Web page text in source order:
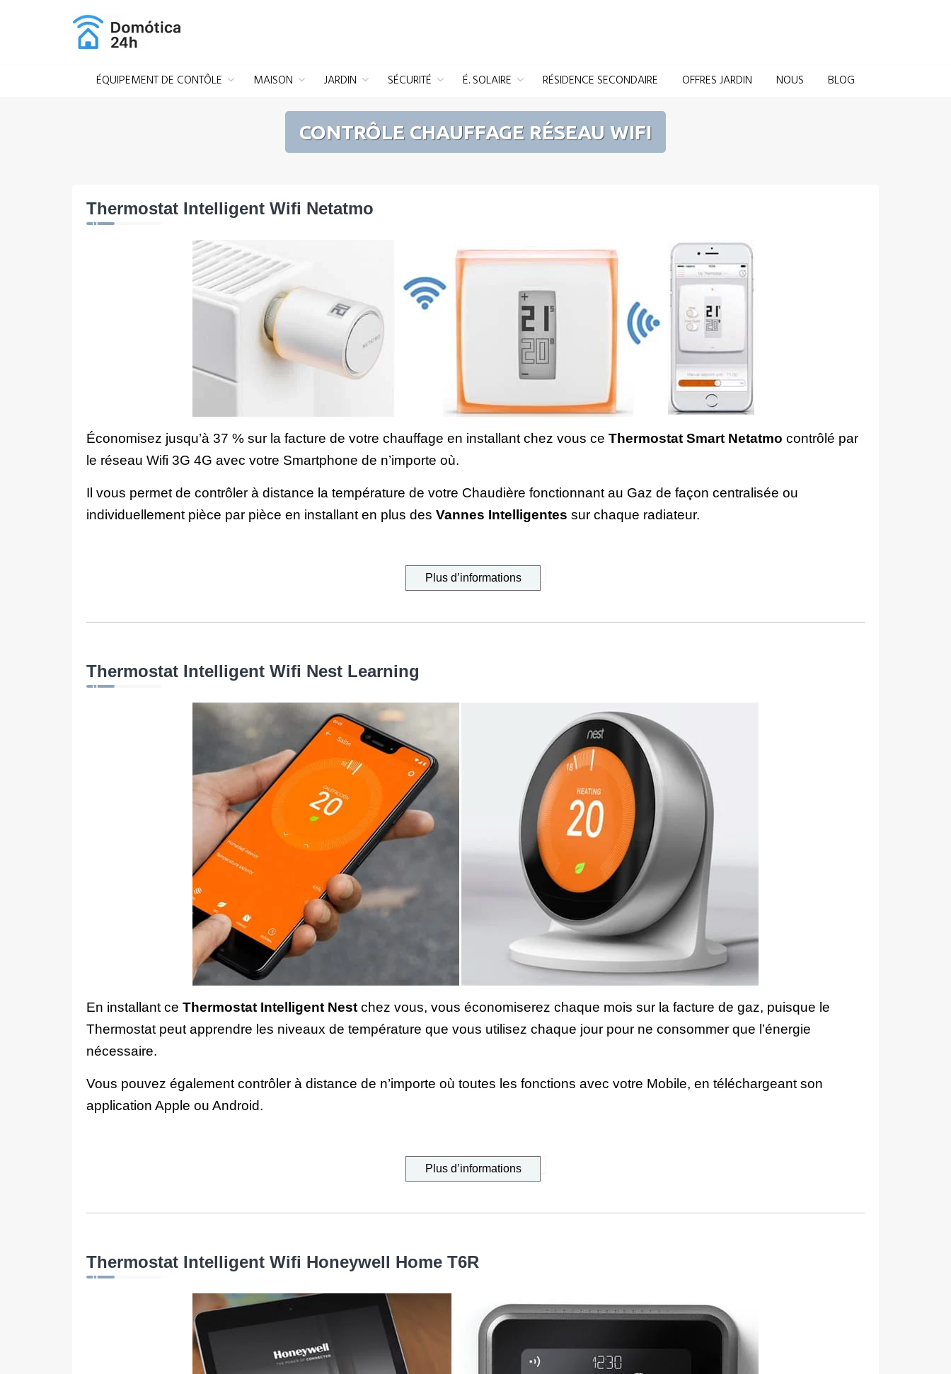
ÉQUIPEMENT DE CONTÔLE MAISON JARDIN SÉCURITÉ É. SOLAIRE RÉSIDENCE SECONDAIRE OFFRES JARDIN NOUS BLOG
CONTRÔLE CHAUFFAGE RÉSEAU WIFI
Thermostat Intelligent Wifi Netatmo
Économisez jusqu’à 37 % sur la facture de votre chauffage en installant chez vous ce Thermostat Smart Netatmo contrôlé par
le réseau Wifi 3G 4G avec votre Smartphone de n’importe où.
Il vous permet de contrôler à distance la température de votre Chaudière fonctionnant au Gaz de façon centralisée ou
individuellement pièce par pièce en installant en plus des Vannes Intelligentes sur chaque radiateur.
Plus d’informations
Thermostat Intelligent Wifi Nest Learning
En installant ce Thermostat Intelligent Nest chez vous, vous économiserez chaque mois sur la facture de gaz, puisque le
Thermostat peut apprendre les niveaux de température que vous utilisez chaque jour pour ne consommer que l’énergie
nécessaire.
Vous pouvez également contrôler à distance de n’importe où toutes les fonctions avec votre Mobile, en téléchargeant son
application Apple ou Android.
Plus d’informations
Thermostat Intelligent Wifi Honeywell Home T6R